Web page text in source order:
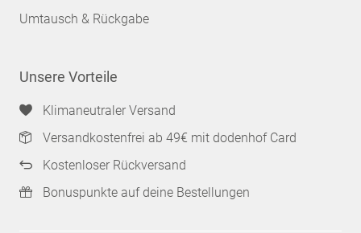
Umtausch & Rückgabe
Unsere Vorteile
Klimaneutraler Versand
Versandkostenfrei ab 49€ mit dodenhof Card
Kostenloser Rückversand
Bonuspunkte auf deine Bestellungen